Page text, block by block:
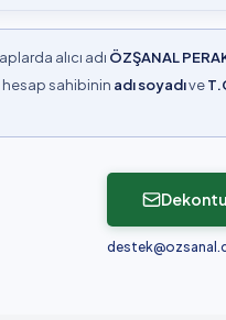
alıcı adı ÖZŞANAL
hesap sahibinin adı soyadıve